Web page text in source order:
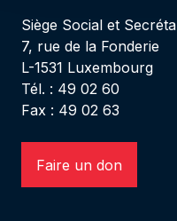
Siège Social et
7, rue de la Fonderie
L-1531 Luxembourg
Tél. : 49 02 60
Fax : 49 02 63
Faire un don